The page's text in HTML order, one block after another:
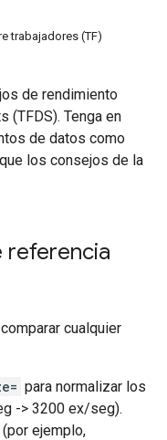
trabajadores (TF)
de rendimiento
(TFDS). Tenga en
de datos como
los consejos de la
referencia
cualquier
para normalizar los
-> 3200 ex/seg).
ejemplo,